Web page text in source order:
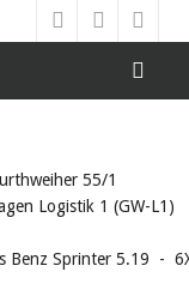
55/1
Logistik 1 (GW-L1)
Benz Sprinter 5.19 -